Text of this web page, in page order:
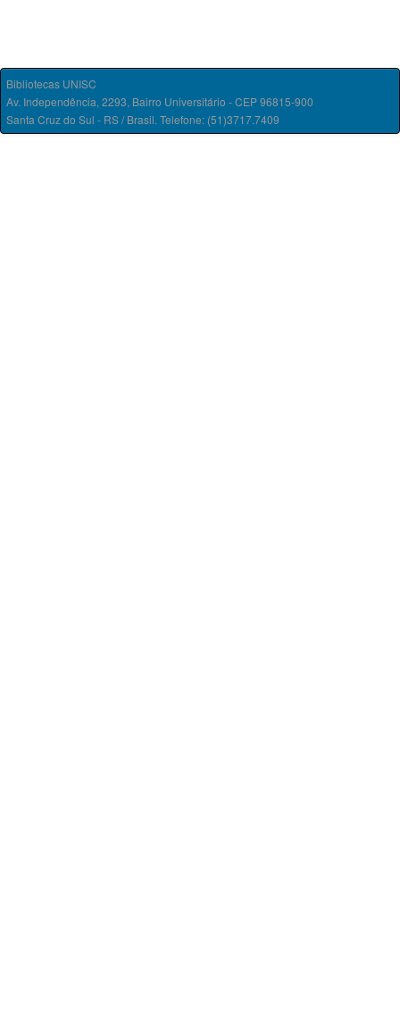
Bibliotecas UNISC
Av. Independência, 2293, Bairro Universitário - CEP 96815-900
Santa Cruz do Sul - RS / Brasil. Telefone: (51)3717.7409